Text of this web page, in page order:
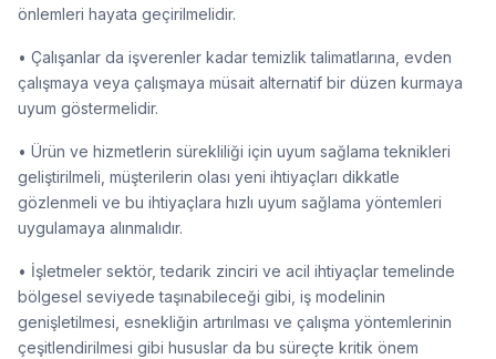
önlemleri hayata geçirilmelidir.
• Çalışanlar da işverenler kadar temizlik talimatlarına, evden
çalışmaya veya çalışmaya müsait alternatif bir düzen kurmaya
uyum göstermelidir.
• Ürün ve hizmetlerin sürekliliği için uyum sağlama teknikleri
geliştirilmeli, müşterilerin olası yeni ihtiyaçları dikkatle
gözlenmeli ve bu ihtiyaçlara hızlı uyum sağlama yöntemleri
uygulamaya alınmalıdır.
• İşletmeler sektör, tedarik zinciri ve acil ihtiyaçlar temelinde
bölgesel seviyede taşınabileceği gibi, iş modelinin
genişletilmesi, esnekliğin artırılması ve çalışma yöntemlerinin
çeşitlendirilmesi gibi hususlar da bu süreçte kritik önem